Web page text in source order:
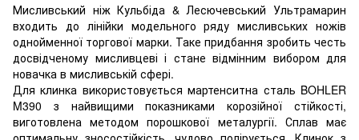
Мисливський ніж Кульбіда & Лесючевський Ультрамарин
входить до лінійки модельного ряду мисливських ножів
однойменної торгової марки. Таке придбання зробить честь
досвідченому мисливцеві і стане відмінним вибором для
новачка в мисливській сфері.
Для клинка використовується мартенситна сталь BOHLER
M390 з найвищими показниками корозійної стійкості,
виготовлена методом порошкової металургії. Сплав має